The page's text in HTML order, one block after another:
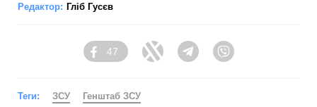
Редактор: Гліб Гусєв
Facebook
47
Twitter TelegramViber
Теги: ЗСУ Генштаб ЗСУ